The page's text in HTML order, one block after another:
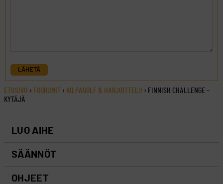
LÄHETÄ
ETUSIVU › FOORUMIT › KILPAGOLF & HARJOITTELU › FINNISH CHALLENGE –
KYTÄJÄ
LUO AIHE
SÄÄNNÖT
OHJEET